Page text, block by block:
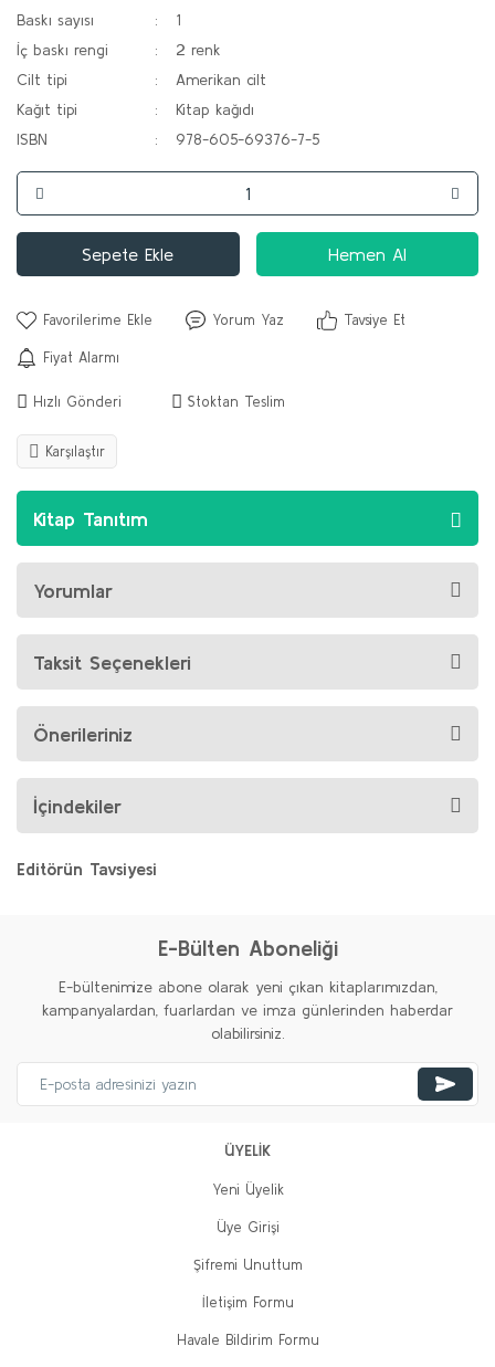
Baskı sayısı
1
İç baskı rengi
2 renk
Cilt tipi
Amerikan cilt
Kağıt tipi
Kitap kağıdı
ISBN
978-605-69376-7-5
Sepete Ekle Hemen Al
Yorum Yaz Tavsiye Et
Fiyat Alarmı
Hızlı Gönderi Stoktan Teslim
Karşılaştır
Kitap Tanıtım
Yorumlar
Taksit Seçenekleri
Önerileriniz
İçindekiler
Editörün Tavsiyesi
E-Bülten Aboneliği
E-bültenimize abone olarak yeni çıkan kitaplarımızdan,
kampanyalardan, fuarlardan ve imza günlerinden haberdar
olabilirsiniz.
ÜYELİK
Yeni Üyelik
Üye Girişi
Şifremi Unuttum
İletişim Formu
Havale Bildirim Formu